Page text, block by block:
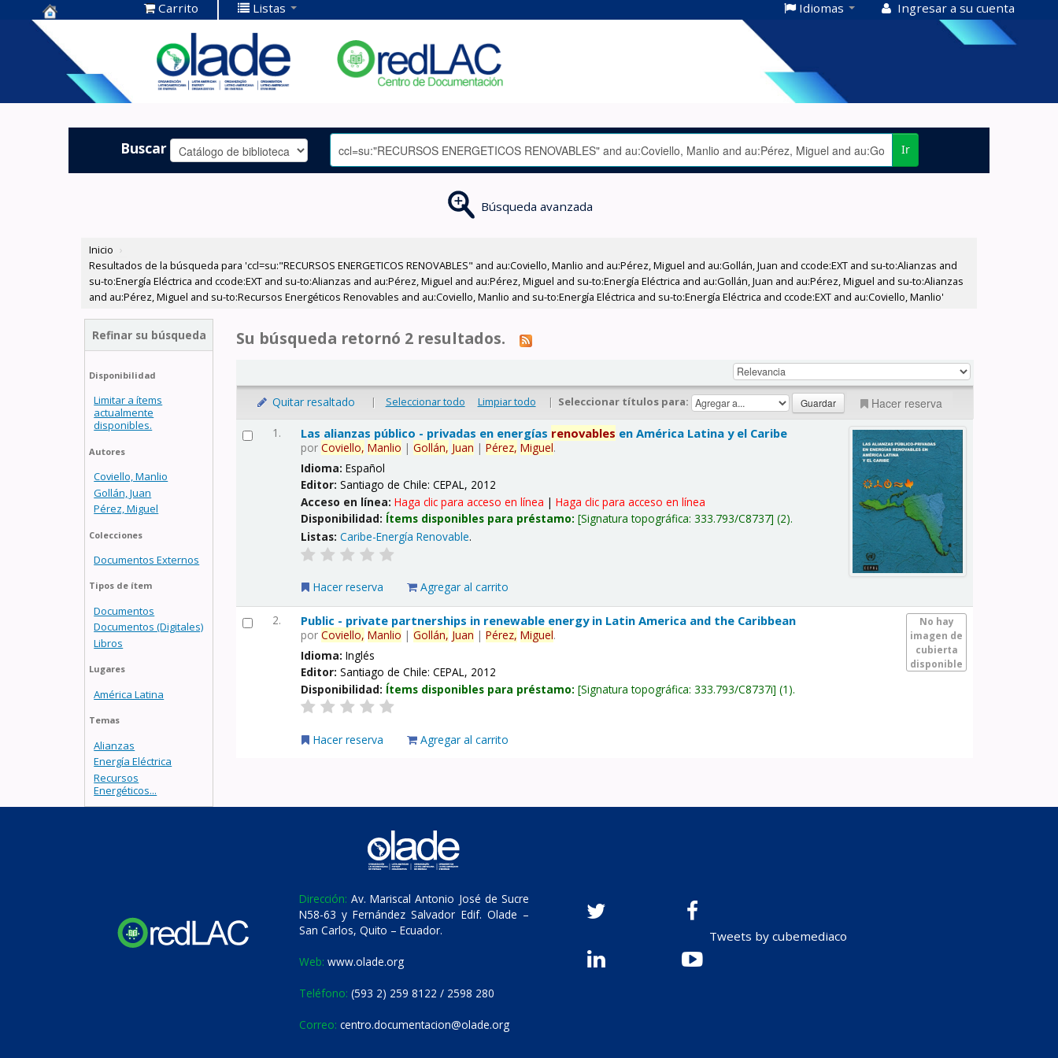
Centro de
Documentación
OLADE -
Carrito Listas Idiomas Ingresar a su cuenta
Buscar Ir
Búsqueda avanzada
Inicio ›
Resultados de la búsqueda para 'ccl=su:"RECURSOS ENERGETICOS RENOVABLES" and au:Coviello, Manlio and au:Pérez, Miguel and au:Gollán, Juan and ccode:EXT and su-to:Alianzas and
su-to:Energía Eléctrica and ccode:EXT and su-to:Alianzas and au:Pérez, Miguel and au:Pérez, Miguel and su-to:Energía Eléctrica and au:Gollán, Juan and au:Pérez, Miguel and su-to:Alianzas
and au:Pérez, Miguel and su-to:Recursos Energéticos Renovables and au:Coviello, Manlio and su-to:Energía Eléctrica and su-to:Energía Eléctrica and ccode:EXT and au:Coviello, Manlio'
Refinar su búsqueda
Disponibilidad
Limitar a ítems
actualmente
disponibles.
Autores
Coviello, Manlio
Gollán, Juan
Pérez, Miguel
Colecciones
Documentos Externos
Tipos de ítem
Documentos
Documentos (Digitales)
Libros
Lugares
América Latina
Temas
Alianzas
Energía Eléctrica
Recursos
Energéticos...
Su búsqueda retornó 2 resultados.
Quitar resaltado | Seleccionar todo Limpiar todo | Seleccionar títulos para: Hacer reserva
1. Las alianzas público - privadas en energías renovables en América Latina y el Caribe
porCoviello, Manlio |Gollán, Juan |Pérez, Miguel.
Idioma:Español
Editor:Santiago de Chile: CEPAL, 2012
Acceso en línea:Haga clic para acceso en línea |Haga clic para acceso en línea
Disponibilidad: Ítems disponibles para préstamo: Signatura topográfica:333.793/C8737 (2).
Listas: Caribe-Energía Renovable.
Hacer reserva Agregar al carrito
2.
No hay
imagen de
cubierta
disponible
Public - private partnerships in renewable energy in Latin America and the Caribbean
porCoviello, Manlio |Gollán, Juan |Pérez, Miguel.
Idioma:Inglés
Editor:Santiago de Chile: CEPAL, 2012
Disponibilidad: Ítems disponibles para préstamo: Signatura topográfica:333.793/C8737i (1).
Hacer reserva Agregar al carrito
Dirección: Av. Mariscal Antonio José de Sucre
N58-63 y Fernández Salvador Edif. Olade –
San Carlos, Quito – Ecuador.
Web: www.olade.org
Teléfono: (593 2) 259 8122 / 2598 280
Correo: centro.documentacion@olade.org
Tweets by cubemediaco